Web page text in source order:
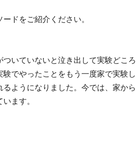
ドをご紹介ください。
いていないと泣き出して実験どころ
でやったことをもう一度家で実験し
ようになりました。今では、家から
ます。